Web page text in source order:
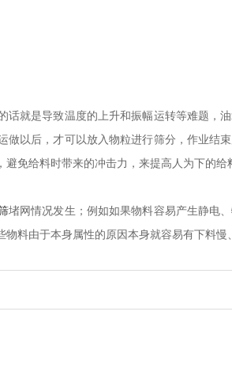
就是导致温度的上升和振幅运转等难题
以后，才可以放入物粒进行筛分，作业
免给料时带来的冲击力，来提高人为下的给
堵网情况发生；例如如果物料容易产生静电
料由于本身属性的原因本身就容易有下料慢